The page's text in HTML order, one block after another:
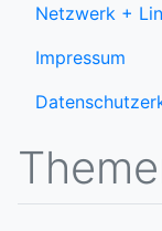
Netzwerk +
Impressum